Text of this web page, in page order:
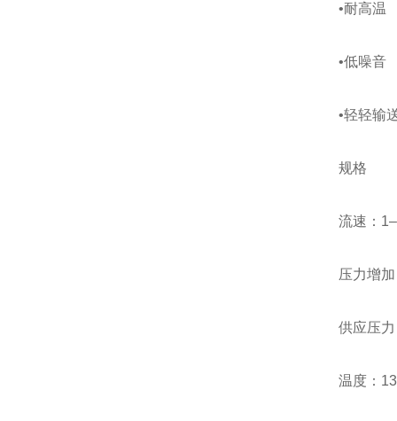
•耐高温
•低噪音
•轻轻输
规格
流速：
压力增
供应压
温度：